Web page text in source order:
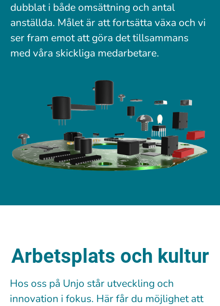
dubblat i både omsättning och antal
anställda. Målet är att fortsätta växa och vi
ser fram emot att göra det tillsammans
med våra skickliga medarbetare.
Arbetsplats och kultur
Hos oss på Unjo står utveckling och
innovation i fokus. Här får du möjlighet att